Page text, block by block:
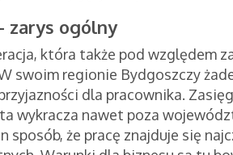
zarys ogólny
która także pod względem
swoim regionie Bydgoszczy
dla pracownika.
wykracza nawet poza
sposób, że pracę znajduje się